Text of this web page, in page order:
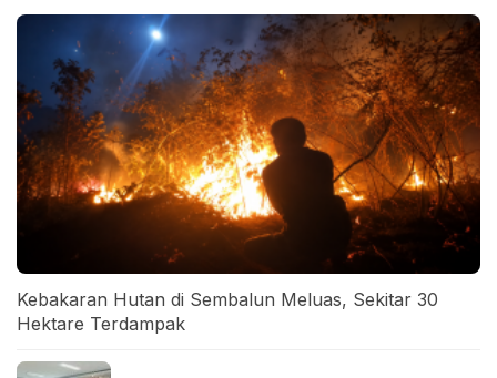
Kebakaran Hutan di Sembalun Meluas, Sekitar 30
Hektare Terdampak